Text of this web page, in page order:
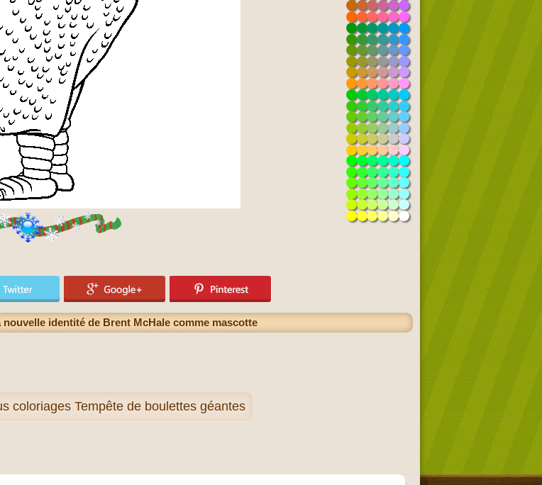
identité de Brent McHale comme mascotte
coloriages Tempête de boulettes géantes